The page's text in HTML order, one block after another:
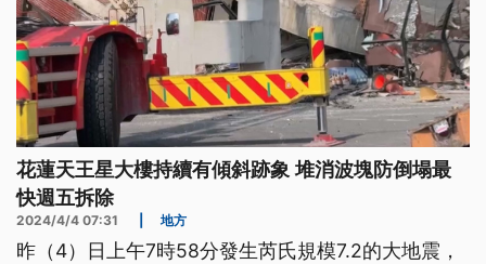
花蓮天王星大樓持續有傾斜跡象 堆消波塊防倒塌最
快週五拆除
2024/4/4 07:31 地方
昨（4）日上午7時58分發生芮氏規模7.2的大地震，